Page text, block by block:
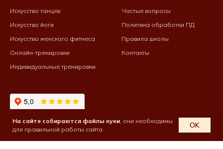
На сайте собираются файлы куки, они необходимы
для правильной работы сайта
OK
Искусство танцев
Искусство йоги
Искусство женского фитнеса
Онлайн-тренировки
Индивидуальные тренировки
Частые вопросы
Политика обработки ПД
Правила школы
Контакты